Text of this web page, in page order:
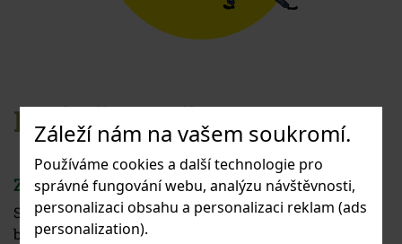
Záleží nám na vašem soukromí.
Používáme cookies a další technologie pro
správné fungování webu, analýzu návštěvnosti,
personalizaci obsahu a personalizaci reklam (ads
personalization).
PRÁVĚ SE DĚJE
ZÁVĚREČNÝ KONCERT
Srdečně Vás zveme na závěrečný koncert, který se
bude konat 11. června v sále B. Martinů na HAMU. Na